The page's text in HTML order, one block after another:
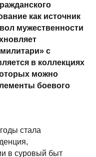
как источник
мужественности
с
в коллекциях
можно
боевого
стала
в суровый быт